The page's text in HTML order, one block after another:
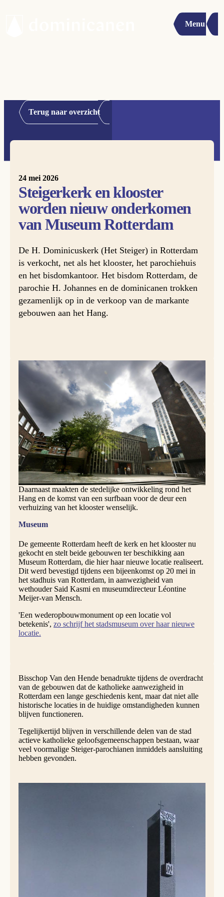
Menu
Terug naar overzicht
24 mei 2026
Steigerkerk en klooster
worden nieuw onderkomen
van Museum Rotterdam
De H. Dominicuskerk (Het Steiger) in Rotterdam
is verkocht, net als het klooster, het parochiehuis
en het bisdomkantoor. Het bisdom Rotterdam, de
parochie H. Johannes en de dominicanen trokken
gezamenlijk op in de verkoop van de markante
gebouwen aan het Hang.
Foto: Ramon Mangold.
De dominicanen in Rotterdamverhuisden in september
2024 naar een nieuwe plek in de stad, aan het Koningin
Emmaplein in het Scheepvaartkwartier. Jaren eerder was al
besloten dat het klooster aan het Hang verkocht zou
worden, omdat de aangrenzende Steigerkerk (ingewijd in
1960) en kantoorpand toen al in de verkoop waren gezet
door de parochie en het bisdom.
Daarnaast maakten de stedelijke ontwikkeling rond het
Hang en de komst van een surfbaan voor de deur een
verhuizing van het klooster wenselijk.
Museum
De gemeente Rotterdam heeft de kerk en het klooster nu
gekocht en stelt beide gebouwen ter beschikking aan
Museum Rotterdam, die hier haar nieuwe locatie realiseert.
Dit werd bevestigd tijdens een bijeenkomst op 20 mei in
het stadhuis van Rotterdam, in aanwezigheid van
wethouder Said Kasmi en museumdirecteur Léontine
Meijer‑van Mensch.
'Een wederopbouwmonument op een locatie vol
betekenis', zo schrijf het stadsmuseum over haar nieuwe
locatie.
Bisschop Van den Hende benadrukte tijdens de overdracht
van de gebouwen dat de katholieke aanwezigheid in
Rotterdam een lange geschiedenis kent, maar dat niet alle
historische locaties in de huidige omstandigheden kunnen
blijven functioneren.
Tegelijkertijd blijven in verschillende delen van de stad
actieve katholieke geloofsgemeenschappen bestaan, waar
veel voormalige Steiger‑parochianen inmiddels aansluiting
hebben gevonden.